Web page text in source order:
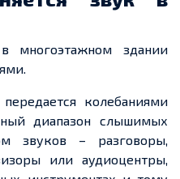
многоэтажном здании
колебаниями
диапазон слышимых
звуков – разговоры,
или аудиоцентры,